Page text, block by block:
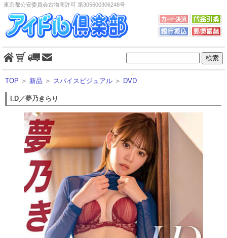
東京都公安委員会古物商許可 第305600306248号
TOP ＞ 新品 ＞ スパイスビジュアル ＞ DVD
I.D／夢乃きらり